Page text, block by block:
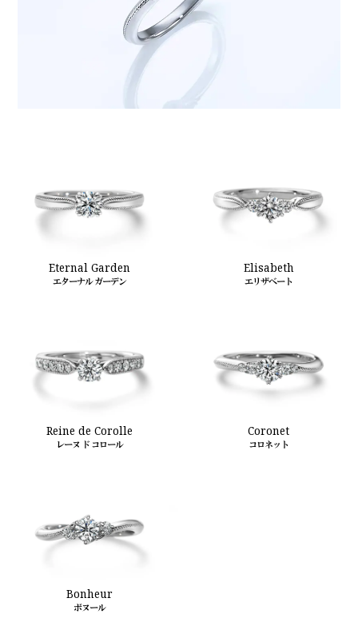
Eternal Garden
エターナル ガーデン
Elisabeth
エリザベート
Reine de Corolle
レーヌ ド コロール
Coronet
コロネット
Bonheur
ボヌール